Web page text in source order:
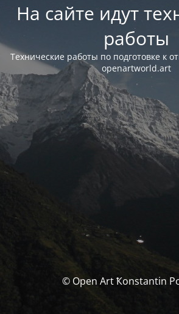
На сайте идут
работы
Технические работы по подготовке к
openartworld.art
© Open Art Ҟonstantin